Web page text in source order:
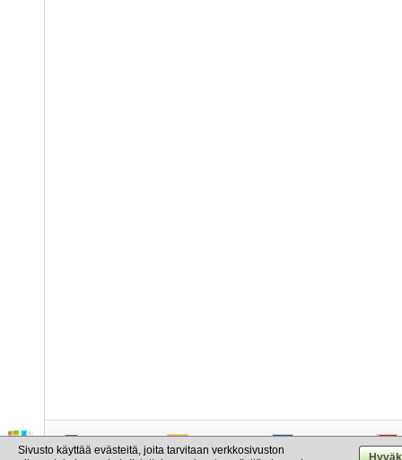
info@cargo.lt
+370 655 17777
+380 50 337-20-47
Sivusto käyttää evästeitä, joita tarvitaan verkkosivuston